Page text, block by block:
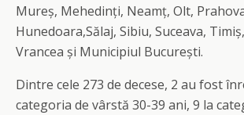
Mureș, Mehedinți, Neamț, Olt,
Hunedoara,Sălaj, Sibiu, Suceava,
Vrancea și Municipiul București.
Dintre cele 273 de decese, 2 au fost
categoria de vârstă 30-39 ani, 9 la